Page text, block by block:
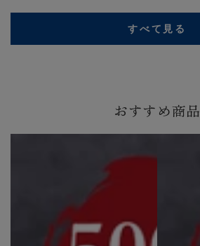
すべて見る
おすすめ商品